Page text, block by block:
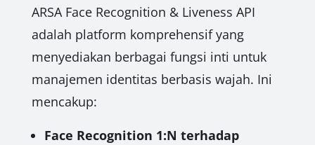
ARSA Face Recognition & Liveness API
adalah platform komprehensif yang
menyediakan berbagai fungsi inti untuk
manajemen identitas berbasis wajah. Ini
mencakup:
Face Recognition 1:N terhadap